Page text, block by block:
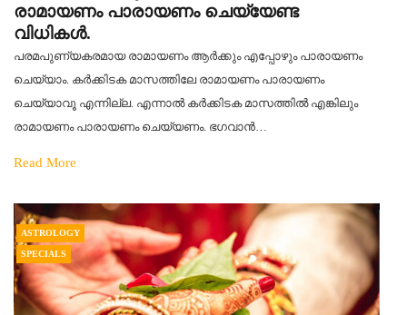
രാമായണം പാരായണം ചെയ്യേണ്ട
വിധികള്‍.
പരമപുണ്യകരമായ രാമായണം ആര്‍ക്കും എപ്പോഴും പാരായണം
ചെയ്യാം. കര്‍ക്കിടക മാസത്തിലേ രാമായണം പാരായണം
ചെയ്യാവൂ എന്നില്ല. എന്നാല്‍ കര്‍ക്കിടക മാസത്തില്‍ എങ്കിലും
രാമായണം പാരായണം ചെയ്യണം. ഭഗവാന്‍…
Read More
ASTROLOGY
SPECIALS